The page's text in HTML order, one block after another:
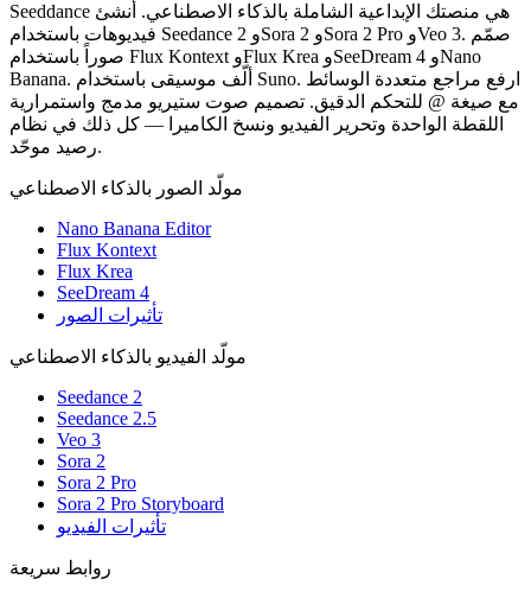
Seeddance هي منصتك الإبداعية الشاملة بالذكاء الاصطناعي. أنشئ
فيديوهات باستخدام Seedance 2 وSora 2 وSora 2 Pro وVeo 3. صمّم
صوراً باستخدام Flux Kontext وFlux Krea وSeeDream 4 وNano
Banana. ألّف موسيقى باستخدام Suno. ارفع مراجع متعددة الوسائط
مع صيغة @ للتحكم الدقيق. تصميم صوت ستيريو مدمج واستمرارية
اللقطة الواحدة وتحرير الفيديو ونسخ الكاميرا — كل ذلك في نظام
رصيد موحّد.
مولّد الصور بالذكاء الاصطناعي
Nano Banana Editor
Flux Kontext
Flux Krea
SeeDream 4
تأثيرات الصور
مولّد الفيديو بالذكاء الاصطناعي
Seedance 2
Seedance 2.5
Veo 3
Sora 2
Sora 2 Pro
Sora 2 Pro Storyboard
تأثيرات الفيديو
روابط سريعة